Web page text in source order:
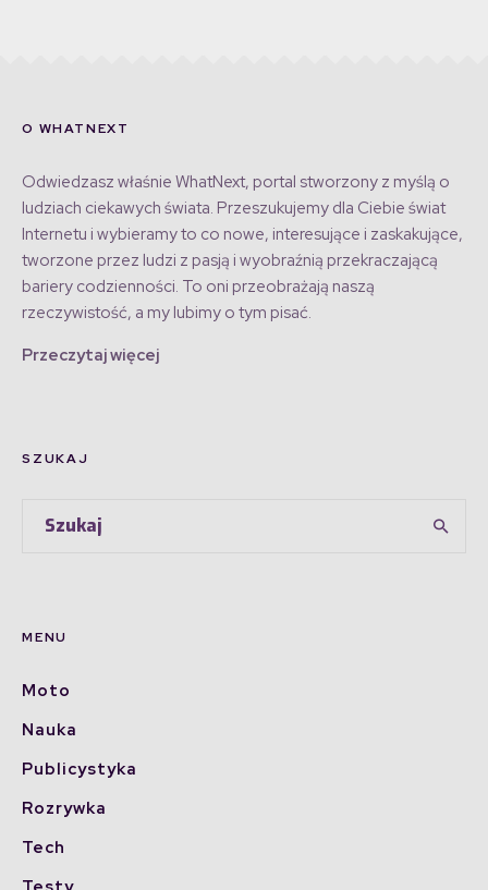
O WHATNEXT
Odwiedzasz właśnie WhatNext, portal stworzony z myślą o
ludziach ciekawych świata. Przeszukujemy dla Ciebie świat
Internetu i wybieramy to co nowe, interesujące i zaskakujące,
tworzone przez ludzi z pasją i wyobraźnią przekraczającą
bariery codzienności. To oni przeobrażają naszą
rzeczywistość, a my lubimy o tym pisać.
Przeczytaj więcej
SZUKAJ
MENU
Moto
Nauka
Publicystyka
Rozrywka
Tech